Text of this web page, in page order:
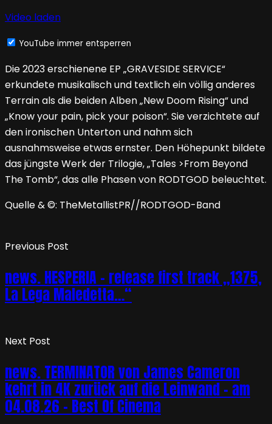
Video laden
YouTube immer entsperren
Die 2023 erschienene EP „GRAVESIDE SERVICE“
erkundete musikalisch und textlich ein völlig anderes
Terrain als die beiden Alben „New Doom Rising“ und
„Know your pain, pick your poison“. Sie verzichtete auf
den ironischen Unterton und nahm sich
ausnahmsweise etwas ernster. Den Höhepunkt bildete
das jüngste Werk der Trilogie, „Tales >From Beyond
The Tomb“, das alle Phasen von RODTGOD beleuchtet.
Quelle & ©: TheMetallistPR//RODTGOD-Band
Previous Post
news. HESPERIA – release first track „1375,
La Lega Maledetta…“
Next Post
news. TERMINATOR von James Cameron
kehrt in 4K zurück auf die Leinwand – am
04.08.26 – Best Of Cinema